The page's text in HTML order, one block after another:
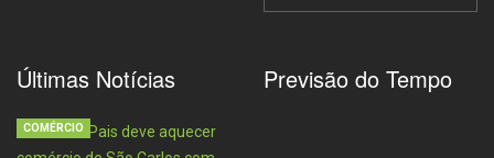
Últimas Notícias
COMÉRCIO
Previsão do Tempo